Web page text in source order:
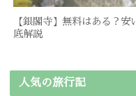
【銀閣寺】無料はある？
底解説
人気の旅行記